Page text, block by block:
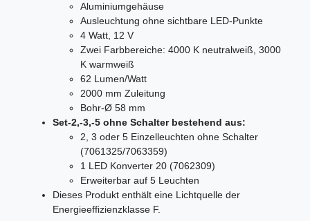
Aluminiumgehäuse
Ausleuchtung ohne sichtbare LED-Punkte
4 Watt, 12 V
Zwei Farbbereiche: 4000 K neutralweiß, 3000
K warmweiß
62 Lumen/Watt
2000 mm Zuleitung
Bohr-Ø 58 mm
Set-2,-3,-5 ohne Schalter bestehend aus:
2, 3 oder 5 Einzelleuchten ohne Schalter
(7061325/7063359)
1 LED Konverter 20 (7062309)
Erweiterbar auf 5 Leuchten
Dieses Produkt enthält eine Lichtquelle der
Energieeffizienzklasse F.